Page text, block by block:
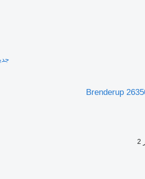
Brenderup
2